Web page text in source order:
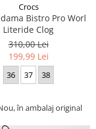
Crocs
Bistro Pro Worl
Literide Clog
310,00 Lei
199,99 Lei
36 37 38
în ambalaj original